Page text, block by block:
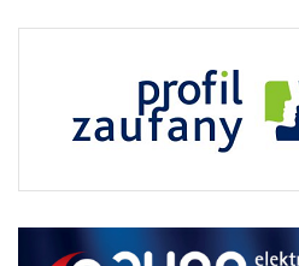
Na tej stronie znajdują
które mogą pomóc w